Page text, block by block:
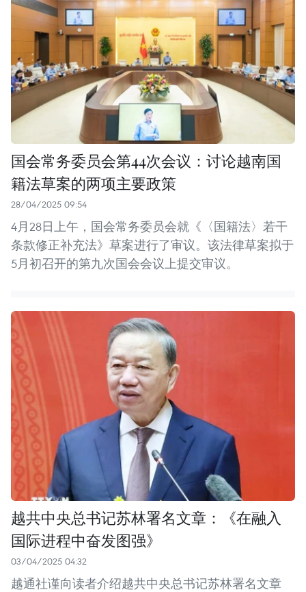
国会常务委员会第44次会议：讨论越南国
籍法草案的两项主要政策
28/04/2025 09:54
4月28日上午，国会常务委员会就《〈国籍法〉若干
条款修正补充法》草案进行了审议。该法律草案拟于
5月初召开的第九次国会会议上提交审议。
越共中央总书记苏林署名文章：《在融入
国际进程中奋发图强》
03/04/2025 04:32
越通社谨向读者介绍越共中央总书记苏林署名文章